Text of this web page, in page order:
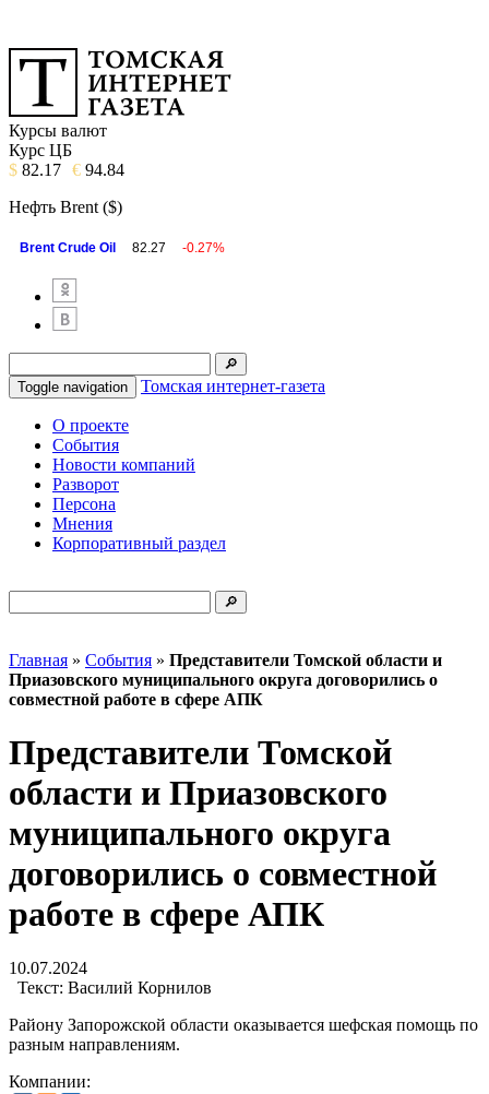
Курсы валют
Курс ЦБ
$ 82.17 € 94.84
Нефть Brent ($)
Brent Crude Oil 82.27 -0.27%
Toggle navigation Томская интернет-газета
О проекте
События
Новости компаний
Разворот
Персона
Мнения
Корпоративный раздел
Главная » События » Представители Томской области и
Приазовского муниципального округа договорились о
совместной работе в сфере АПК
Представители Томской
области и Приазовского
муниципального округа
договорились о совместной
работе в сфере АПК
10.07.2024
Текст: Василий Корнилов
Району Запорожской области оказывается шефская помощь по
разным направлениям.
Компании: